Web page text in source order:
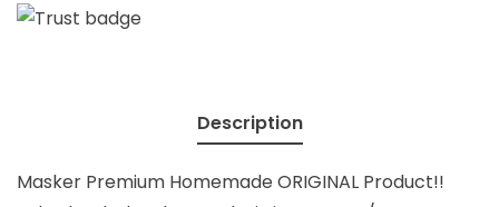
Description
Masker Premium Homemade ORIGINAL Product!!